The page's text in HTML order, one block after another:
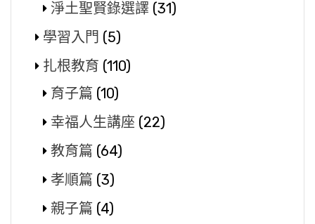
淨土聖賢錄選譯 (31)
學習入門 (5)
扎根教育 (110)
育子篇 (10)
幸福人生講座 (22)
教育篇 (64)
孝順篇 (3)
親子篇 (4)